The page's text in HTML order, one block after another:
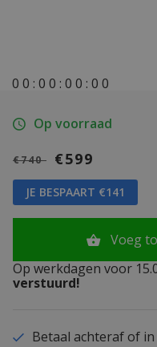
0 0 : 0 0 : 0 0 : 0 0
Op voorraad
€740 €599
JE BESPAART €141
Voeg
Op werkdagen voor
verstuurd!
Betaal achteraf of